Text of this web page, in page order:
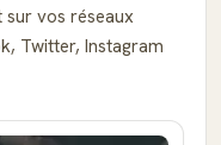
vos réseaux
Twitter, Instagram